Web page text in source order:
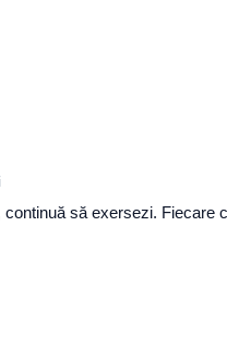
să exersezi.